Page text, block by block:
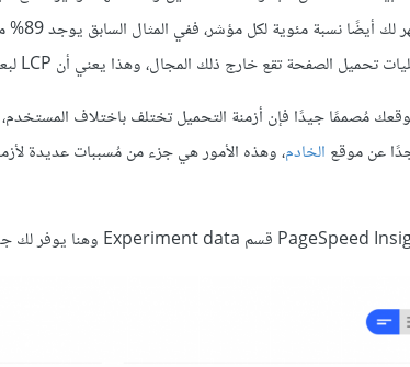
مُصممًا جيدًا فإن أزمنة التحميل تختلف باختلاف
عن موقع الخادم، وهذه الأمور هي جزء من مُسببات عديدة